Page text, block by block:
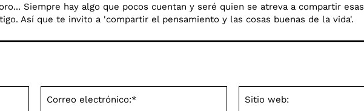
Siempre hay algo que pocos cuentan y seré quien se atreva a compartir esas
Así­ que te invito a 'compartir el pensamiento y las cosas buenas de la vida'.
electrónico:*